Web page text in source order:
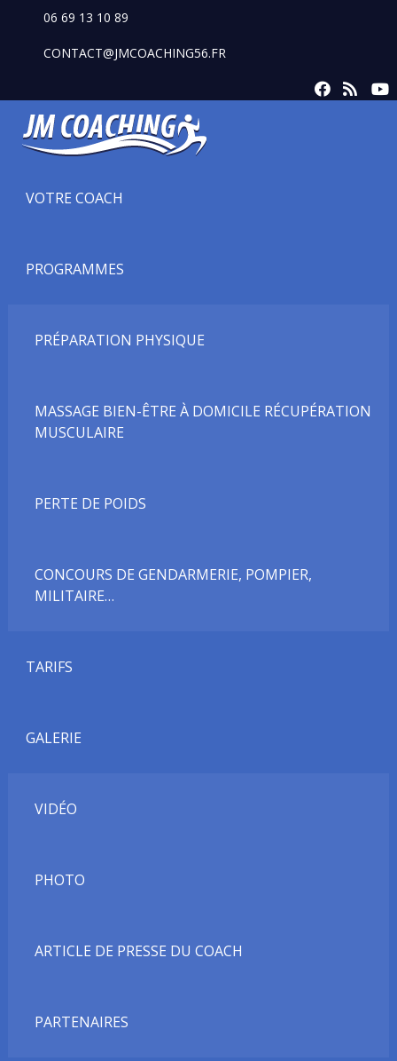
06 69 13 10 89
CONTACT@JMCOACHING56.FR
VOTRE COACH
PROGRAMMES
PRÉPARATION PHYSIQUE
MASSAGE BIEN-ÊTRE À DOMICILE RÉCUPÉRATION
MUSCULAIRE
PERTE DE POIDS
CONCOURS DE GENDARMERIE, POMPIER,
MILITAIRE…
TARIFS
GALERIE
VIDÉO
PHOTO
ARTICLE DE PRESSE DU COACH
PARTENAIRES